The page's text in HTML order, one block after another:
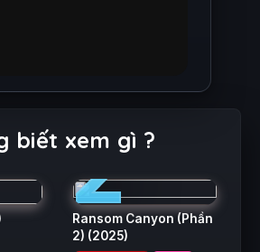
biết xem gì ?
2
Ransom Canyon (Phần
2) (2025)